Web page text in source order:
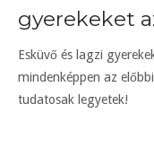
gyerekeket
Esküvő és lagzi
mindenképpen az
tudatosak legyetek!